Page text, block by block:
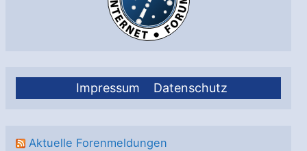
Impressum Datenschutz
Aktuelle Forenmeldungen